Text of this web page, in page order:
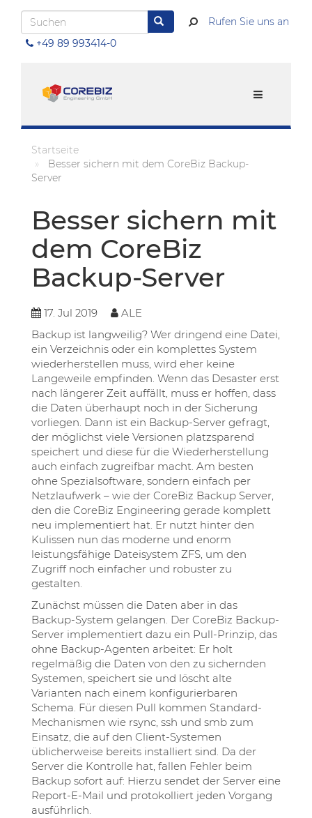
Direkt
Inhalt
Suchen Suchen
Rufen Sie uns an
+49 89 993414-0
Menu
Startseite
Besser sichern mit dem CoreBiz Backup-
Server
Besser sichern mit
dem CoreBiz
Backup-Server
17. Jul 2019
ALE
Backup ist langweilig? Wer dringend eine Datei,
ein Verzeichnis oder ein komplettes System
wiederherstellen muss, wird eher keine
Langeweile empfinden. Wenn das Desaster erst
nach längerer Zeit auffällt, muss er hoffen, dass
die Daten überhaupt noch in der Sicherung
vorliegen. Dann ist ein Backup-Server gefragt,
der möglichst viele Versionen platzsparend
speichert und diese für die Wiederherstellung
auch einfach zugreifbar macht. Am besten
ohne Spezialsoftware, sondern einfach per
Netzlaufwerk – wie der CoreBiz Backup Server,
den die CoreBiz Engineering gerade komplett
neu implementiert hat. Er nutzt hinter den
Kulissen nun das moderne und enorm
leistungsfähige Dateisystem ZFS, um den
Zugriff noch einfacher und robuster zu
gestalten.
Zunächst müssen die Daten aber in das
Backup-System gelangen. Der CoreBiz Backup-
Server implementiert dazu ein Pull-Prinzip, das
ohne Backup-Agenten arbeitet: Er holt
regelmäßig die Daten von den zu sichernden
Systemen, speichert sie und löscht alte
Varianten nach einem konfigurierbaren
Schema. Für diesen Pull kommen Standard-
Mechanismen wie rsync, ssh und smb zum
Einsatz, die auf den Client-Systemen
üblicherweise bereits installiert sind. Da der
Server die Kontrolle hat, fallen Fehler beim
Backup sofort auf: Hierzu sendet der Server eine
Report-E-Mail und protokolliert jeden Vorgang
ausführlich.